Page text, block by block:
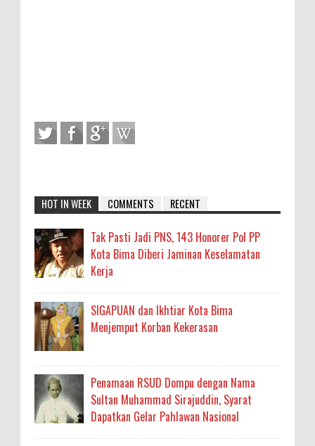
HOT IN WEEK COMMENTS RECENT
Tak Pasti Jadi PNS, 143 Honorer Pol PP
Kota Bima Diberi Jaminan Keselamatan
Kerja
SIGAPUAN dan Ikhtiar Kota Bima
Menjemput Korban Kekerasan
Penamaan RSUD Dompu dengan Nama
Sultan Muhammad Sirajuddin, Syarat
Dapatkan Gelar Pahlawan Nasional